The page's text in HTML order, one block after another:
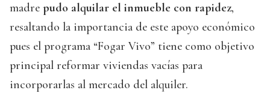
madre pudo alquilar el inmueble con rapidez,
resaltando la importancia de este apoyo económico
pues el programa “Fogar Vivo” tiene como objetivo
principal reformar viviendas vacías para
incorporarlas al mercado del alquiler.